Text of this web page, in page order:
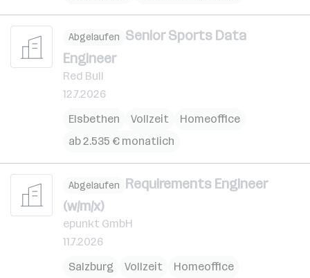
Abgelaufen Senior Sports Data
Engineer
Red Bull
12.7.2026
Elsbethen
Vollzeit
Homeoffice
ab 2.535 € monatlich
Abgelaufen Requirements Engineer
(w/m/x)
epunkt GmbH
11.7.2026
Salzburg
Vollzeit
Homeoffice